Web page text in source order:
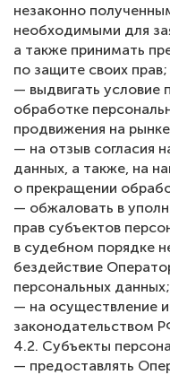
незаконно
необходимыми для
а также принимать
по защите своих прав;
— выдвигать условие
обработке
продвижения на
— на отзыв согласия
данных, а также, на
о прекращении
— обжаловать в
прав субъектов
в судебном порядке
бездействие
персональных данных;
— на осуществление
законодательством
4.2. Субъекты
— предоставлять